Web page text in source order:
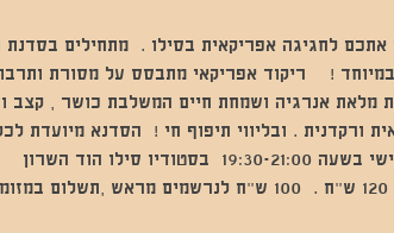
לחגיגה אפריקאית בסילו .  מתחילים בסדנת
!    ריקוד אפריקאי מתבסס על מסורת
מלאת אנרגיה ושמחת חיים המשלבת כושר ,
ורקדנית . ובליווי תיפוף חי !  הסדנא מיועדת
סילו הוד השרון
.. (בוויז).  עלות הסדנא - 120 ש"ח .  100 ש"ח